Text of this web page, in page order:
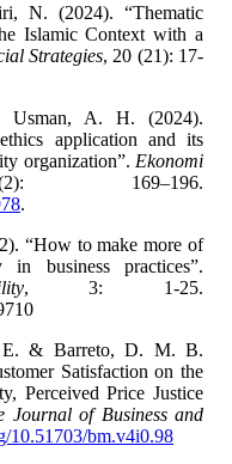
N. (2024). “Thematic
Islamic Context with a
Strategies, 20 (21): 17-
A. H. (2024).
application and its
organization”. Ekonomi
.
“How to make more of
in business practices”.
, 3: 1-25.
E. & Barreto, D. M. B.
Satisfaction on the
Perceived Price Justice
Journal of Business and
10.51703/bm.v4i0.98